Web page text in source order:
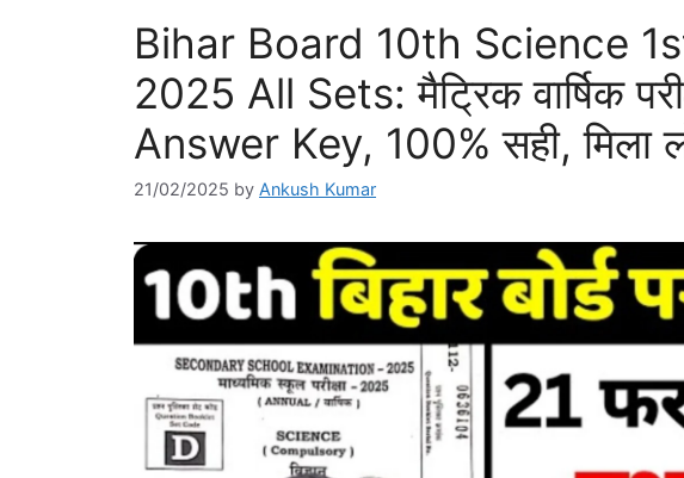
Bihar Board 10th Science
2025 All Sets: मैट्रिक वार्षिक
Answer Key, 100% सही, मिला
21/02/2025 by Ankush Kumar